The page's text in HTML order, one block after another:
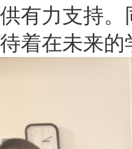
有力支持。
着在未来